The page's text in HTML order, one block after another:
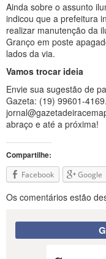
Ainda sobre o assunto
indicou que a prefeitura
realizar manutenção da
Granço em poste
lados da via.
Vamos trocar ideia
Envie sua sugestão de
Gazeta: (19) 99601-
abraço e até a próxima!
Compartilhe:
Facebook Google
Os comentários estão